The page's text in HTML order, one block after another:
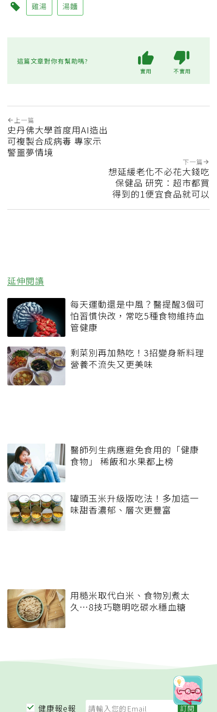
雞湯 湯麵
這篇文章對你有幫助嗎?
實用 不實用
上一篇
史丹佛大學首度用AI造出
可複製合成病毒 專家示
警噩夢情境
下一篇
想延緩老化不必花大錢吃
保健品 研究：超市都買
得到的1便宜食品就可以
延伸閱讀
每天運動還是中風？醫提醒3個可
怕習慣快改，常吃5種食物維持血
管健康
剩菜別再加熱吃！3招變身新料理
營養不流失又更美味
醫師列生病應避免食用的「健康
食物」 稀飯和水果都上榜
罐頭玉米升級版吃法！多加這一
味甜香濃郁、層次更豐富
用糙米取代白米、食物別煮太
久…8技巧聰明吃碳水穩血糖
健康報e報